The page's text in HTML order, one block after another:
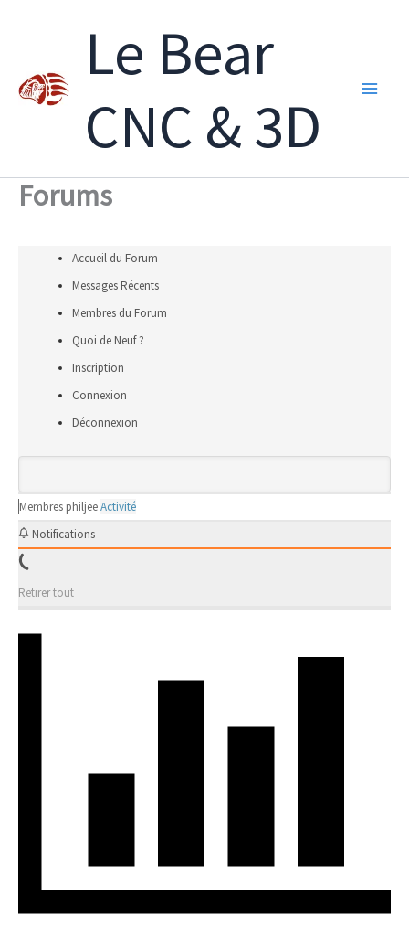
Le Bear
CNC & 3D
Forums
Accueil du Forum
Messages Récents
Membres du Forum
Quoi de Neuf ?
Inscription
Connexion
Déconnexion
Membres philjeeActivité
Notifications
Retirer tout